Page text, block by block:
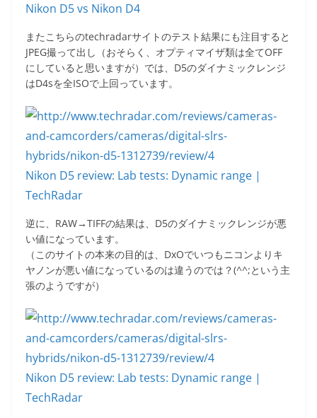
Nikon D5 vs Nikon D4
またこちらのtechradarサイトのテスト結果にも注目すると
JPEG撮って出し（おそらく、オプティマイザ類は全てOFF
にしていると思いますが）では、D5のダイナミックレンジ
はD4sを全ISOで上回っています。
Nikon D5 review: Lab tests: Dynamic range |
TechRadar
逆に、RAW→TIFFの結果は、D5のダイナミックレンジが悪
い値になっています。
（このサイトの本来の目的は、DxOでいつもニコンよりキ
ヤノンが悪い値になっているのは違うのでは？(^^;という主
張のようですが）
Nikon D5 review: Lab tests: Dynamic range |
TechRadar